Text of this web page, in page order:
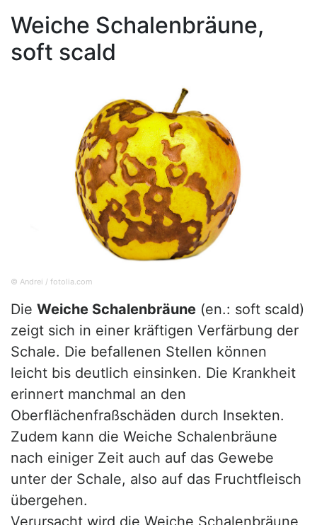
Weiche Schalenbräune,
soft scald
© Andrei / fotolia.com
Die Weiche Schalenbräune (en.: soft scald)
zeigt sich in einer kräftigen Verfärbung der
Schale. Die befallenen Stellen können
leicht bis deutlich einsinken. Die Krankheit
erinnert manchmal an den
Oberflächenfraßschäden durch Insekten.
Zudem kann die Weiche Schalenbräune
nach einiger Zeit auch auf das Gewebe
unter der Schale, also auf das Fruchtfleisch
übergehen.